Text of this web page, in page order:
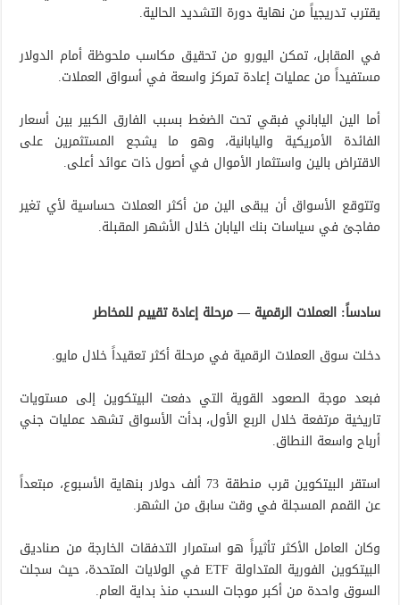
يقترب تدريجياً من نهاية دورة التشديد الحالية.
في المقابل، تمكن اليورو من تحقيق مكاسب ملحوظة أمام الدولار
مستفيداً من عمليات إعادة تمركز واسعة في أسواق العملات.
أما الين الياباني فبقي تحت الضغط بسبب الفارق الكبير بين أسعار
الفائدة الأمريكية واليابانية، وهو ما يشجع المستثمرين على
الاقتراض بالين واستثمار الأموال في أصول ذات عوائد أعلى.
وتتوقع الأسواق أن يبقى الين من أكثر العملات حساسية لأي تغير
مفاجئ في سياسات بنك اليابان خلال الأشهر المقبلة.
سادساً: العملات الرقمية — مرحلة إعادة تقييم للمخاطر
دخلت سوق العملات الرقمية في مرحلة أكثر تعقيداً خلال مايو.
فبعد موجة الصعود القوية التي دفعت البيتكوين إلى مستويات
تاريخية مرتفعة خلال الربع الأول، بدأت الأسواق تشهد عمليات جني
أرباح واسعة النطاق.
استقر البيتكوين قرب منطقة 73 ألف دولار بنهاية الأسبوع، مبتعداً
عن القمم المسجلة في وقت سابق من الشهر.
وكان العامل الأكثر تأثيراً هو استمرار التدفقات الخارجة من صناديق
البيتكوين الفورية المتداولة ETF في الولايات المتحدة، حيث سجلت
السوق واحدة من أكبر موجات السحب منذ بداية العام.